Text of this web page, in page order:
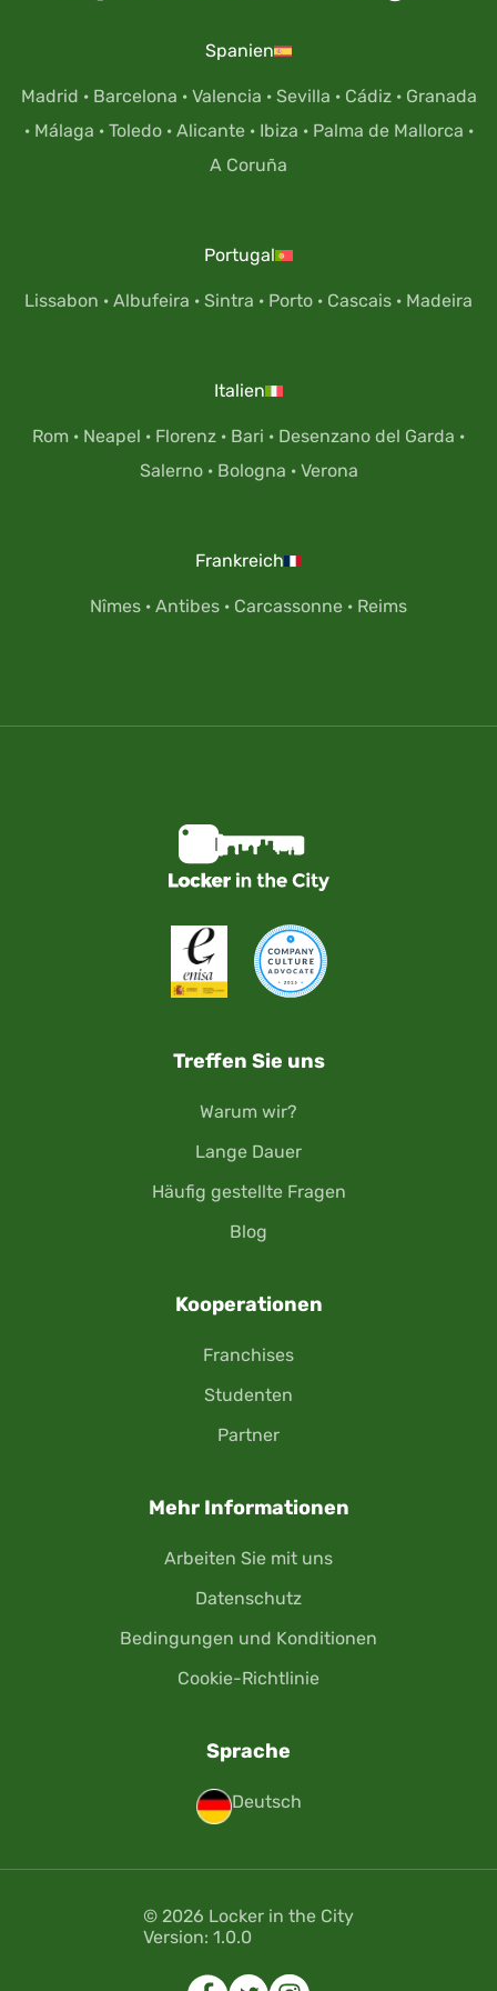
Spanien
Madrid · Barcelona · Valencia · Sevilla · Cádiz· Granada
· Málaga · Toledo· Alicante· Ibiza · Palma de Mallorca ·
A Coruña
Portugal
Lissabon · Albufeira · Sintra · Porto · Cascais · Madeira
Italien
Rom · Neapel · Florenz · Bari · Desenzano del Garda ·
Salerno· Bologna · Verona
Frankreich
Nîmes · Antibes · Carcassonne · Reims
Treffen Sie uns
Warum wir?
Lange Dauer
Häufig gestellte Fragen
Blog
Kooperationen
Franchises
Studenten
Partner
Mehr Informationen
Arbeiten Sie mit uns
Datenschutz
Bedingungen und Konditionen
Cookie-Richtlinie
Sprache
Deutsch
© 2026 Locker in the City
Version: 1.0.0